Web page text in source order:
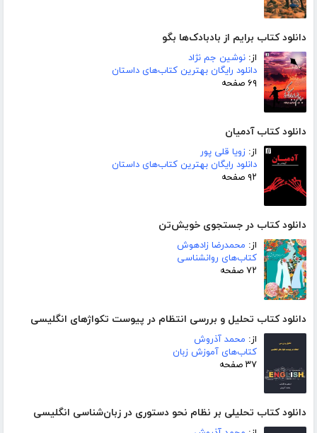
دانلود کتاب برایم از بادبادک‌ها بگو
از: نوشین جم نژاد
دانلود رایگان بهترین کتاب‌های داستان
۶۹ صفحه
دانلود کتاب آدمیان
از: زویا قلی پور
دانلود رایگان بهترین کتاب‌های داستان
۹۲ صفحه
دانلود کتاب در جستجوی خویش‌تن
از: محمدرضا زادهوش
کتاب‌های روانشناسی
۷۲ صفحه
دانلود کتاب تحلیل و بررسی انتظام در پیوست تکواژهای انگلیسی
از: محمد آذروش
کتاب‌های آموزش زبان
۳۷ صفحه
دانلود کتاب تحلیلی بر نظام نحو دستوری در زبان‌شناسی انگلیسی